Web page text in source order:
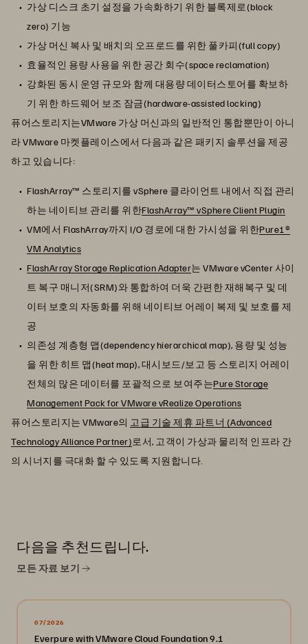
가상 디스크 초기 설정을 가속화하기 위한 블록제로(block
zero) 기능
가상 머신 복사 및 배치의 오프로드를 위한 풀카피(full copy)
효율적인 용량 사용을 위한 공간 회수(space reclamation)
강화된 동시 운영 규모와 함께 대용량 데이터스토어를 확보하
기 위한 하드웨어 보조 잠금(hardware-assisted locking)
퓨어스토리지는VMware 가상 머신과의 일반적인 통합뿐만이 아니
라 VMware 마켓플레이스에서 다음과 같은 패키지 솔루션을 제공
하고 있습니다:
FlashArray™ 스토리지를 vSphere 클라이언트 내에서 직접 관리
하는 네이티브 관리를 위한FlashArray™ vSphere Client Plugin
VM에서 FlashArray까지 I/O 경로에 대한 가시성을 위한Pure1®
VM Analytics
FlashArray Storage Replication Adapter는 VMware vCenter 사이
트 복구 매니저(SRM)와 통합하여 더욱 간편한 재해복구 및 데
이터 보호의 자동화를 위해 네이티브 어레이 복제 및 보호를 제
공
의존성 계층형 맵(dependency hierarchical map), 용량 및 성능
을 위한 히트 맵(heat map), 대시보드/보고 등 스토리지 어레이
전체의 많은 데이터를 포괄적으로 보여주는Pure Storage
Management Pack for VMware vRealize Operations
퓨어스토리지는 VMware의 고급 기술 제휴 파트너 (Advanced
Technology Alliance Partner)로서, 고객이 가상과 물리적 인프라 간
의 시너지를 극대화 할 수 있도록 지원합니다.
다음을 추천드립니다.
모든 자료 보기
07/2026
Everpure with VMware Cloud Foundation 9.1